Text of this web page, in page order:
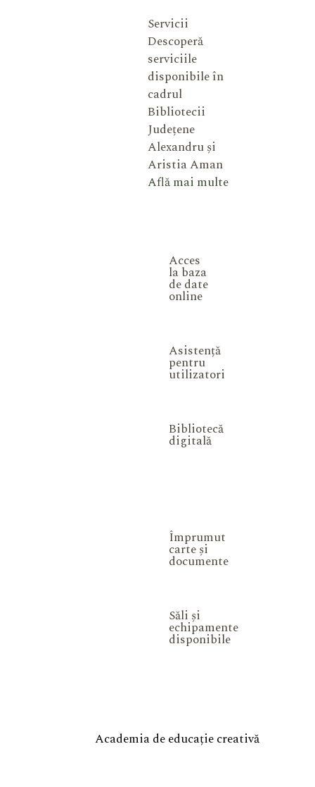
Servicii
Descoperă
serviciile
disponibile în
cadrul
Bibliotecii
Județene
Alexandru și
Aristia Aman
Află mai multe
Acces
la baza
de date
online
Asistență
pentru
utilizatori
Bibliotecă
digitală
Împrumut
carte și
documente
Săli și
echipamente
disponibile
Academia de educație creativă